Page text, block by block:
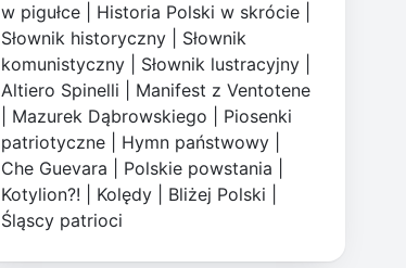
w pigułce
Historia Polski w skrócie
Słownik historyczny
Słownik
komunistyczny
Słownik lustracyjny
Altiero Spinelli
Manifest z Ventotene
Mazurek Dąbrowskiego
Piosenki
patriotyczne
Hymn państwowy
Che Guevara
Polskie powstania
Kotylion?!
Kolędy Bliżej Polski
Śląscy patrioci